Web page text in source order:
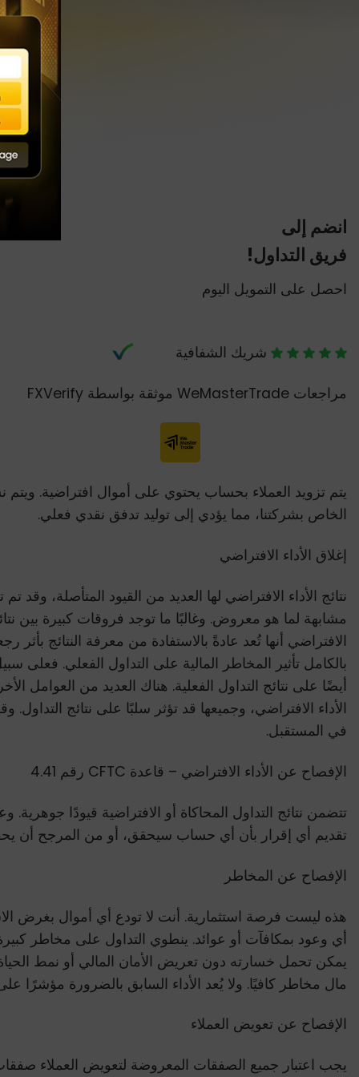
انضم إلى
فريق التداول!
احصل على التمويل اليوم
شريك الشفافية
مراجعات WeMasterTrade موثقة بواسطة FXVerify
يتم تزويد العملاء بحساب يحتوي على أموال افتراضية.
الخاص بشركتنا، مما يؤدي إلى توليد تدفق نقدي فعلي.
إغلاق الأداء الافتراضي
نتائج الأداء الافتراضي لها العديد من القيود المتأصلة،
مشابهة لما هو معروض. وغالبًا ما توجد فروقات كبيرة بين
الافتراضي أنها تُعد عادةً بالاستفادة من معرفة النتائج
بالكامل تأثير المخاطر المالية على التداول الفعلي. فعلى
أيضًا على نتائج التداول الفعلية. هناك العديد من العوامل
الأداء الافتراضي، وجميعها قد تؤثر سلبًا على نتائج
في المستقبل.
الإفصاح عن الأداء الافتراضي – قاعدة CFTC رقم 4.41
تتضمن نتائج التداول المحاكاة أو الافتراضية قيودًا
تقديم أي إقرار بأن أي حساب سيحقق، أو من المرجح أن
الإفصاح عن المخاطر
هذه ليست فرصة استثمارية. أنت لا تودع أي أموال بغرض
أي وعود بمكافآت أو عوائد. ينطوي التداول على مخاطر
يمكن تحمل خسارته دون تعريض الأمان المالي أو نمط
مال مخاطر كافيًا. ولا يُعد الأداء السابق بالضرورة مؤشرًا على
الإفصاح عن تعويض العملاء